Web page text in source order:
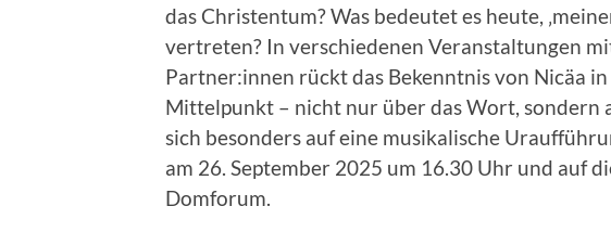
das Christentum? Was bedeutet es heute,
vertreten? In verschiedenen Veranstaltungen
Partner:innen rückt das Bekenntnis von Nicäa
Mittelpunkt – nicht nur über das Wort, sondern
sich besonders auf eine musikalische
am 26. September 2025 um 16.30 Uhr und auf
Domforum.